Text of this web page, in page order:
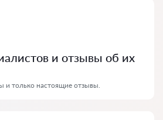
и отзывы об их
и только настоящие отзывы.